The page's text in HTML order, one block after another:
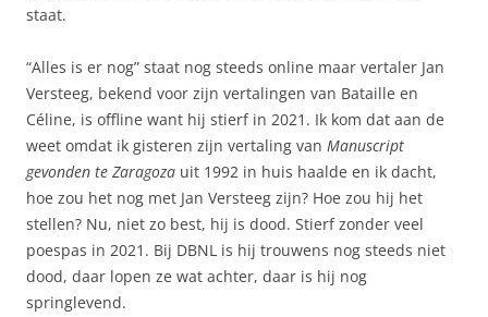
staat.
“Alles is er nog” staat nog steeds online maar vertaler Jan
Versteeg, bekend voor zijn vertalingen van Bataille en
Céline, is offline want hij stierf in 2021. Ik kom dat aan de
weet omdat ik gisteren zijn vertaling van Manuscript
gevonden te Zaragoza uit 1992 in huis haalde en ik dacht,
hoe zou het nog met Jan Versteeg zijn? Hoe zou hij het
stellen? Nu, niet zo best, hij is dood. Stierf zonder veel
poespas in 2021. Bij DBNL is hij trouwens nog steeds niet
dood, daar lopen ze wat achter, daar is hij nog
springlevend.